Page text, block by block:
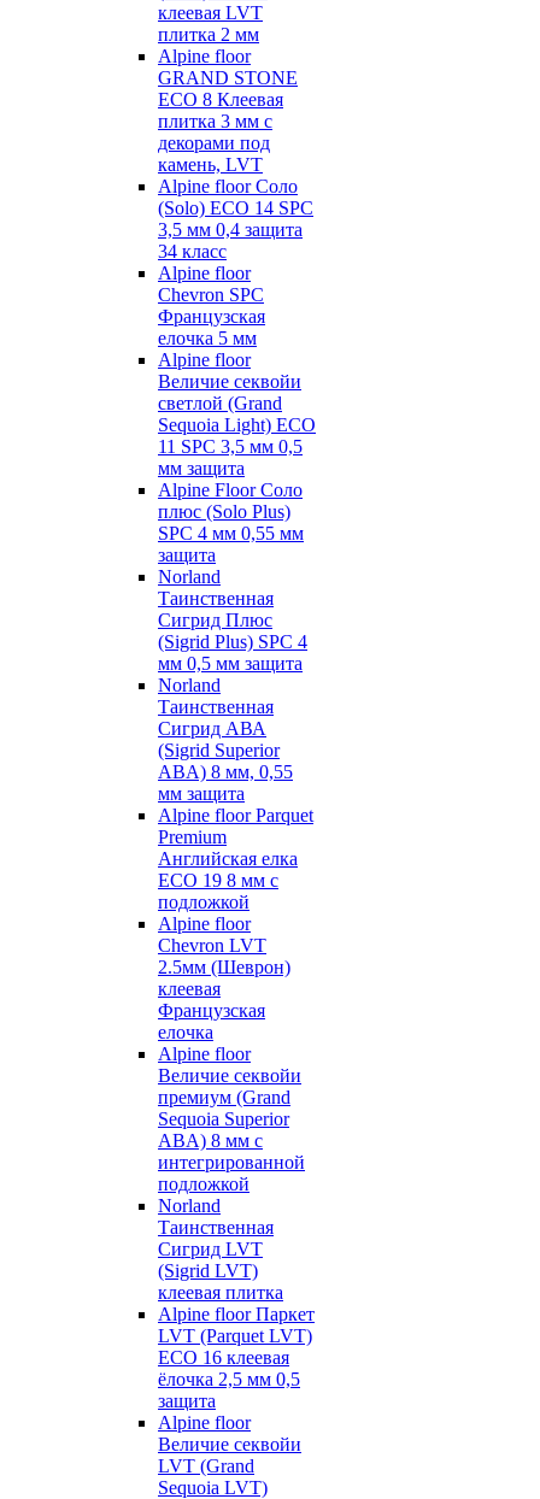
клеевая LVT
плитка 2 мм
Alpine floor
GRAND STONE
ECO 8 Клеевая
плитка 3 мм с
декорами под
камень, LVT
Alpine floor Соло
(Solo) ECO 14 SPC
3,5 мм 0,4 защита
34 класс
Alpine floor
Chevron SPC
Французская
елочка 5 мм
Alpine floor
Величие секвойи
светлой (Grand
Sequoia Light) ECO
11 SPC 3,5 мм 0,5
мм защита
Alpine Floor Соло
плюс (Solo Plus)
SPC 4 мм 0,55 мм
защита
Norland
Таинственная
Сигрид Плюс
(Sigrid Plus) SPC 4
мм 0,5 мм защита
Norland
Таинственная
Сигрид АВА
(Sigrid Superior
ABA) 8 мм, 0,55
мм защита
Alpine floor Parquet
Premium
Английская елка
ECO 19 8 мм с
подложкой
Alpine floor
Chevron LVT
2.5мм (Шеврон)
клеевая
Французская
елочка
Alpine floor
Величие секвойи
премиум (Grand
Sequoia Superior
ABA) 8 мм с
интегрированной
подложкой
Norland
Таинственная
Сигрид LVT
(Sigrid LVT)
клеевая плитка
Alpine floor Паркет
LVT (Parquet LVT)
ECO 16 клеевая
ёлочка 2,5 мм 0,5
защита
Alpine floor
Величие секвойи
LVT (Grand
Sequoia LVT)